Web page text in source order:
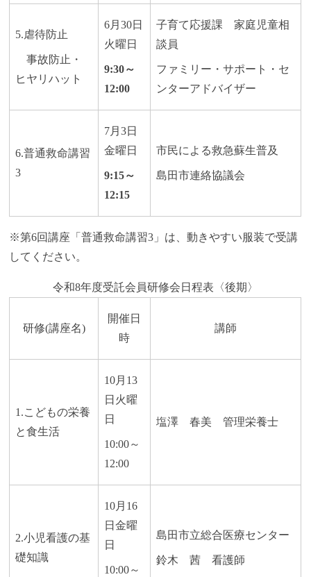
5.虐待防止
事故防止・
ヒヤリハット
6月30日
火曜日
9:30～
12:00
子育て応援課 家庭児童相
談員
ファミリー・サポート・セ
ンターアドバイザー
6.普通救命講習
3
7月3日
金曜日
9:15～
12:15
市民による救急蘇生普及
島田市連絡協議会
※第6回講座「普通救命講習3」は、動きやすい服装で受講
してください。
令和8年度受託会員研修会日程表〈後期〉
研修(講座名)
開催日
時
講師
1.こどもの栄養
と食生活
10月13
日火曜
日
10:00～
12:00
塩澤 春美 管理栄養士
2.小児看護の基
礎知識
10月16
日金曜
日
10:00～
島田市立総合医療センター
鈴木 茜 看護師